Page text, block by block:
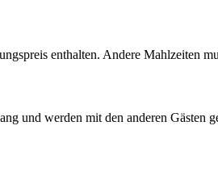
enthalten. Andere Mahlzeiten
und werden mit den anderen